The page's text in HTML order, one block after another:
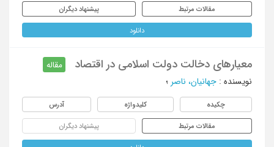
مقالات مرتبط پیشنهاد دیگران
دانلود
معیارهای دخالت دولت اسلامی در اقتصاد
مقاله
نویسنده : جهانیان، ناصر ؛
چکیده کلیدواژه آدرس
مقالات مرتبط پیشنهاد دیگران